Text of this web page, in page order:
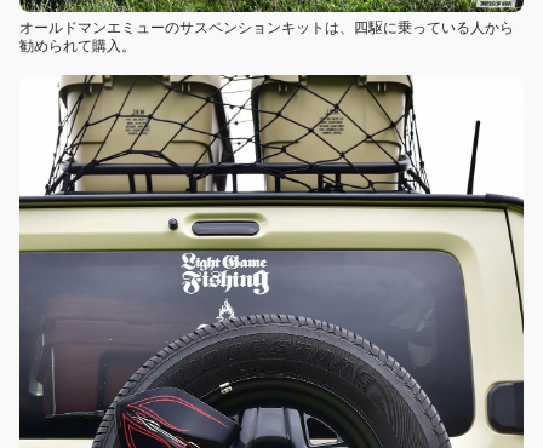
オールドマンエミューのサスペンションキットは、四駆に乗っている人から
勧められて購入。